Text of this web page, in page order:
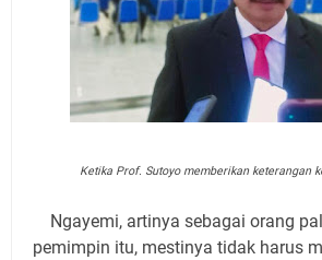
Ketika Prof. Sutoyo memberikan keterangan
Ngayemi, artinya sebagai orang
pemimpin itu, mestinya tidak harus